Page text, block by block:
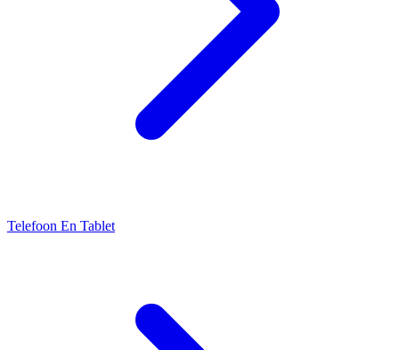
Telefoon En Tablet